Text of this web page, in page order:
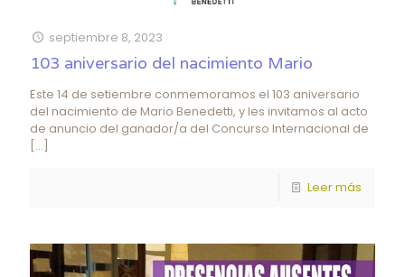
septiembre 8, 2023
103 aniversario del nacimiento Mario
Este 14 de setiembre conmemoramos el 103 aniversario
del nacimiento de Mario Benedetti, y les invitamos al acto
de anuncio del ganador/a del Concurso Internacional de
[…]
Leer más